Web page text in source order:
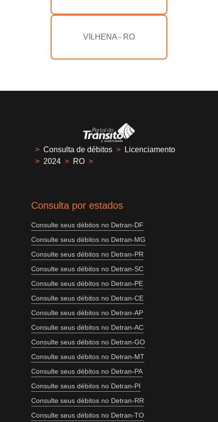
VILHENA - RO
> Consulta de débitos > Licenciamento
> 2024 > RO >
Consulta por estados
Consulte seus débitos no Detran-DF
Consulte seus débitos no Detran-MG
Consulte seus débitos no Detran-PR
Consulte seus débitos no Detran-SC
Consulte seus débitos no Detran-PE
Consulte seus débitos no Detran-CE
Consulte seus débitos no Detran-AP
Consulte seus débitos no Detran-AC
Consulte seus débitos no Detran-GO
Consulte seus débitos no Detran-MT
Consulte seus débitos no Detran-PA
Consulte seus débitos no Detran-PI
Consulte seus débitos no Detran-RR
Consulte seus débitos no Detran-TO